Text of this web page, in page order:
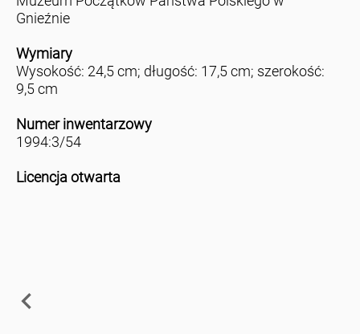
Gnieźnie
Wymiary
Wysokość: 24,5 cm; długość: 17,5 cm; szerokość:
9,5 cm
Numer inwentarzowy
1994:3/54
Licencja otwarta